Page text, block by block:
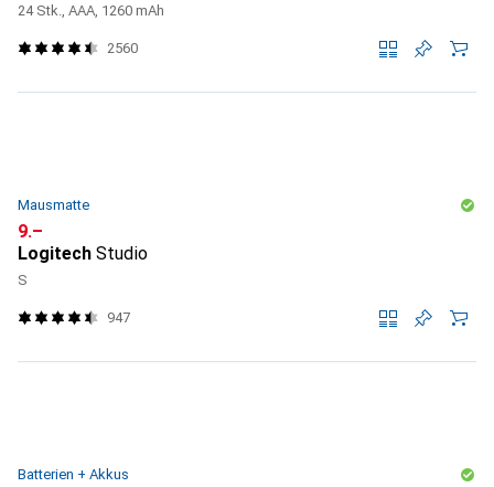
24 Stk., AAA, 1260 mAh
2560
Mausmatte
CHF
9.–
Logitech Studio
S
947
Batterien + Akkus